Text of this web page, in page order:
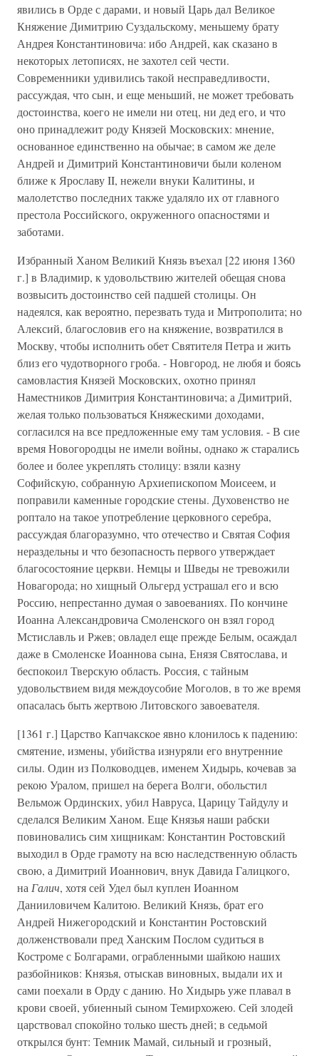
явились в Орде с дарами, и новый Царь дал Великое
Княжение Димитрию Суздальскому, меньшему брату
Андрея Константиновича: ибо Андрей, как сказано в
некоторых летописях, не захотел сей чести.
Современники удивились такой несправедливости,
рассуждая, что сын, и еще меньший, не может требовать
достоинства, коего не имели ни отец, ни дед его, и что
оно принадлежит роду Князей Московских: мнение,
основанное единственно на обычае; в самом же деле
Андрей и Димитрий Константиновичи были коленом
ближе к Ярославу II, нежели внуки Калитины, и
малолетство последних также удаляло их от главного
престола Российского, окруженного опасностями и
заботами.
Избранный Ханом Великий Князь въехал [22 июня 1360
г.] в Владимир, к удовольствию жителей обещая снова
возвысить достоинство сей падшей столицы. Он
надеялся, как вероятно, перезвать туда и Митрополита; но
Алексий, благословив его на княжение, возвратился в
Москву, чтобы исполнить обет Святителя Петра и жить
близ его чудотворного гроба. - Новгород, не любя и боясь
самовластия Князей Московских, охотно принял
Наместников Димитрия Константиновича; а Димитрий,
желая только пользоваться Княжескими доходами,
согласился на все предложенные ему там условия. - В сие
время Новогородцы не имели войны, однако ж старались
более и более укреплять столицу: взяли казну
Софийскую, собранную Архиепископом Моисеем, и
поправили каменные городские стены. Духовенство не
роптало на такое употребление церковного серебра,
рассуждая благоразумно, что отечество и Святая София
нераздельны и что безопасность первого утверждает
благосостояние церкви. Немцы и Шведы не тревожили
Новагорода; но хищный Ольгерд устрашал его и всю
Россию, непрестанно думая о завоеваниях. По кончине
Иоанна Александровича Смоленского он взял город
Мстиславль и Ржев; овладел еще прежде Белым, осаждал
даже в Смоленске Иоаннова сына, Енязя Святослава, и
беспокоил Тверскую область. Россия, с тайным
удовольствием видя междоусобие Моголов, в то же время
опасалась быть жертвою Литовского завоевателя.
[1361 г.] Царство Капчакское явно клонилось к падению:
смятение, измены, убийства изнуряли его внутренние
силы. Один из Полководцев, именем Хидырь, кочевав за
рекою Уралом, пришел на берега Волги, обольстил
Вельмож Ординских, убил Навруса, Царицу Тайдулу и
сделался Великим Ханом. Еще Князья наши рабски
повиновались сим хищникам: Константин Ростовский
выходил в Орде грамоту на всю наследственную область
свою, а Димитрий Иоаннович, внук Давида Галицкого,
на Галич, хотя сей Удел был куплен Иоанном
Данииловичем Калитою. Великий Князь, брат его
Андрей Нижегородский и Константин Ростовский
долженствовали пред Ханским Послом судиться в
Костроме с Болгарами, ограбленными шайкою наших
разбойников: Князья, отыскав виновных, выдали их и
сами поехали в Орду с данию. Но Хидырь уже плавал в
крови своей, убиенный сыном Темирхожею. Сей злодей
царствовал спокойно только шесть дней; в седьмой
открылся бунт: Темник Мамай, сильный и грозный,